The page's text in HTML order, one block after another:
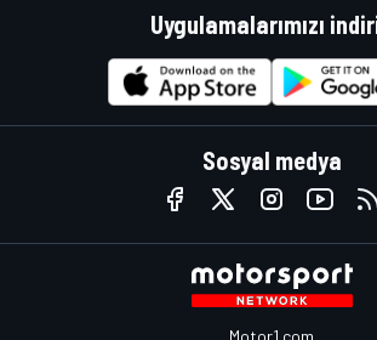
Uygulamalarımızı
Sosyal medya